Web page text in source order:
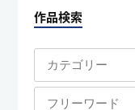
作品検索